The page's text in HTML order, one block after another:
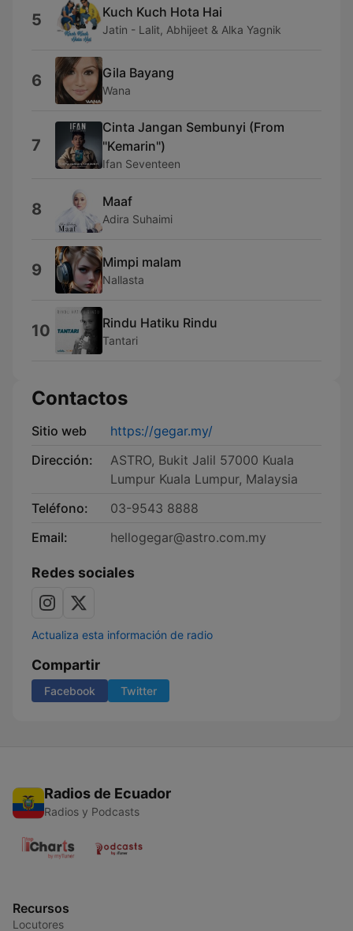
5 Kuch Kuch Hota Hai
Jatin - Lalit, Abhijeet & Alka Yagnik
6 Gila Bayang
Wana
7
Cinta Jangan Sembunyi (From
"Kemarin")
Ifan Seventeen
8 Maaf
Adira Suhaimi
9 Mimpi malam
Nallasta
10 Rindu Hatiku Rindu
Tantari
Contactos
Sitio web
https://gegar.my/
Dirección:
ASTRO, Bukit Jalil 57000 Kuala
Lumpur Kuala Lumpur, Malaysia
Teléfono:
03-9543 8888
Email:
hellogegar@astro.com.my
Redes sociales
Actualiza esta información de radio
Compartir
Facebook Twitter
Radios de Ecuador
Radios y Podcasts
Recursos
Locutores